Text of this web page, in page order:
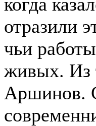
отразили
чьи
живых. Из
Аршинов.